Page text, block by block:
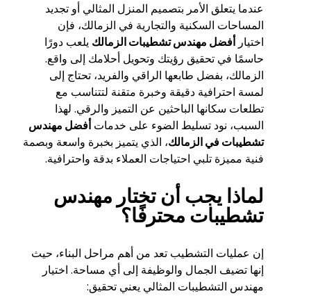
عندما يتعلق الأمر بتصميم المنزل المثالي أو تجديد
المساحات السكنية والتجارية في الزمالك، فإن
اختيارأفضل مهندس تشطيبات الزمالك يلعب دورًا
حاسمًا في تحقيق رؤيتك وتحويل أحلامك إلى واقع.
الزمالك، بفضل طابعها الراقي والفريد، تحتاج إلى
لمسة احترافية دقيقة وخبرة متقنة لتتناسب مع
تطلعات سكانها الباحثين عن التميز والرقي. لهذا
السبب، نود تسليط الضوء على خدماتأفضل مهندس
تشطيبات في الزمالك، الذي يتميز بخبرة واسعة وبصمة
فنية مميزة تلبي احتياجات العملاء بدقة واحترافية.
لماذا يجب أن تختار مهندس
تشطيبات محترفًا؟
إن عمليات التشطيب تعد من أهم مراحل البناء، حيث
إنها تضيف الجمال والوظيفة إلى أي مساحة. اختيار
مهندس التشطيبات المثالي يعني تحقيق: